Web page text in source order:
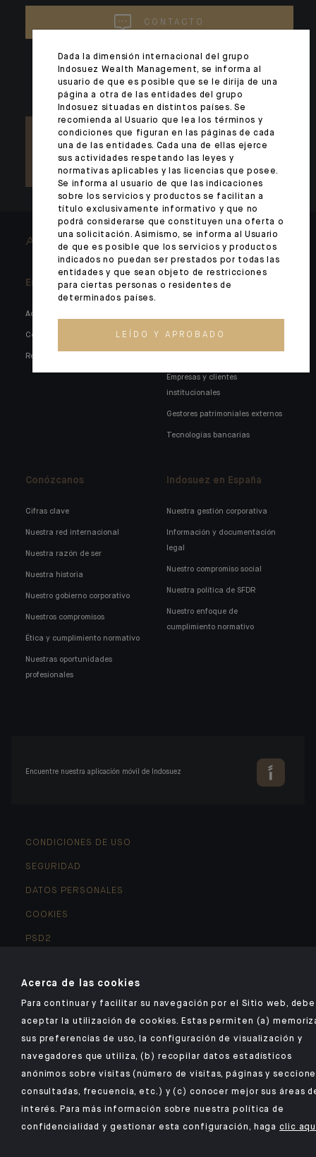
CONTACTO
ARCHITECTS OF WEALTH
En portada
Actualidad
Competencias
Redes sociales
A su lado
Familias y empresarios
Empresas y clientes
institucionales
Gestores patrimoniales externos
Tecnologías bancarias
Conózcanos
Cifras clave
Nuestra red internacional
Nuestra razón de ser
Nuestra historia
Nuestro gobierno corporativo
Nuestros compromisos
Ética y cumplimiento normativo
Nuestras oportunidades
profesionales
Indosuez en España
Nuestra gestión corporativa
Información y documentación
legal
Nuestro compromiso social
Nuestra política de SFDR
Nuestro enfoque de
cumplimiento normativo
Encuentre nuestra aplicación móvil de Indosuez
CONDICIONES DE USO
SEGURIDAD
DATOS PERSONALES
COOKIES
PSD2
ACCESIBILIDAD : NO CONFORME
ACCESO PARA PERSONAS CON DISCAPACIDAD
AUDITIVE
Dada la dimensión internacional del grupo
Indosuez Wealth Management, se informa al
usuario de que es posible que se le dirija de una
página a otra de las entidades del grupo
Indosuez situadas en distintos países. Se
recomienda al Usuario que lea los términos y
condiciones que figuran en las páginas de cada
una de las entidades. Cada una de ellas ejerce
sus actividades respetando las leyes y
normativas aplicables y las licencias que posee.
Se informa al usuario de que las indicaciones
sobre los servicios y productos se facilitan a
título exclusivamente informativo y que no
podrá considerarse que constituyen una oferta o
una solicitación. Asimismo, se informa al Usuario
de que es posible que los servicios y productos
indicados no puedan ser prestados por todas las
entidades y que sean objeto de restricciones
para ciertas personas o residentes de
determinados países.
LEÍDO Y APROBADO
Acerca de las cookies
Para continuar y facilitar su navegación por el Sitio web, debe
aceptar la utilización de cookies. Estas permiten (a)
sus preferencias de uso, la configuración de visualización y
navegadores que utiliza, (b) recopilar datos estadísticos
anónimos sobre visitas (número de visitas, páginas y
consultadas, frecuencia, etc.) y (c) conocer mejor sus áreas
interés. Para más información sobre nuestra política de
confidencialidad y gestionar esta configuración, hagaclic